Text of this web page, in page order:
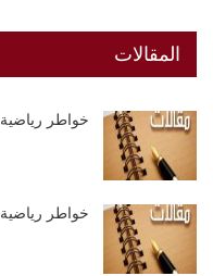
المقالات
خواطر رياضية
خواطر رياضية